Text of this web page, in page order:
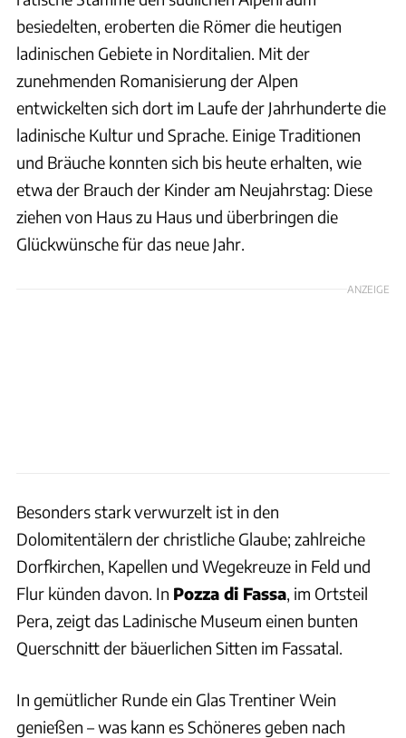
besiedelten, eroberten die Römer die heutigen
ladinischen Gebiete in Norditalien. Mit der
zunehmenden Romanisierung der Alpen
entwickelten sich dort im Laufe der Jahrhunderte die
ladinische Kultur und Sprache. Einige Traditionen
und Bräuche konnten sich bis heute erhalten, wie
etwa der Brauch der Kinder am Neujahrstag: Diese
ziehen von Haus zu Haus und überbringen die
Glückwünsche für das neue Jahr.
ANZEIGE
Besonders stark verwurzelt ist in den
Dolomitentälern der christliche Glaube; zahlreiche
Dorfkirchen, Kapellen und Wegekreuze in Feld und
Flur künden davon. In Pozza di Fassa, im Ortsteil
Pera, zeigt das Ladinische Museum einen bunten
Querschnitt der bäuerlichen Sitten im Fassatal.
In gemütlicher Runde ein Glas Trentiner Wein
genießen – was kann es Schöneres geben nach